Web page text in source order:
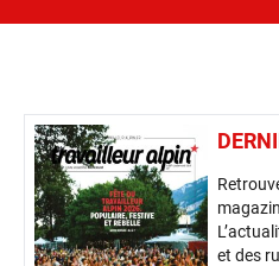
et des